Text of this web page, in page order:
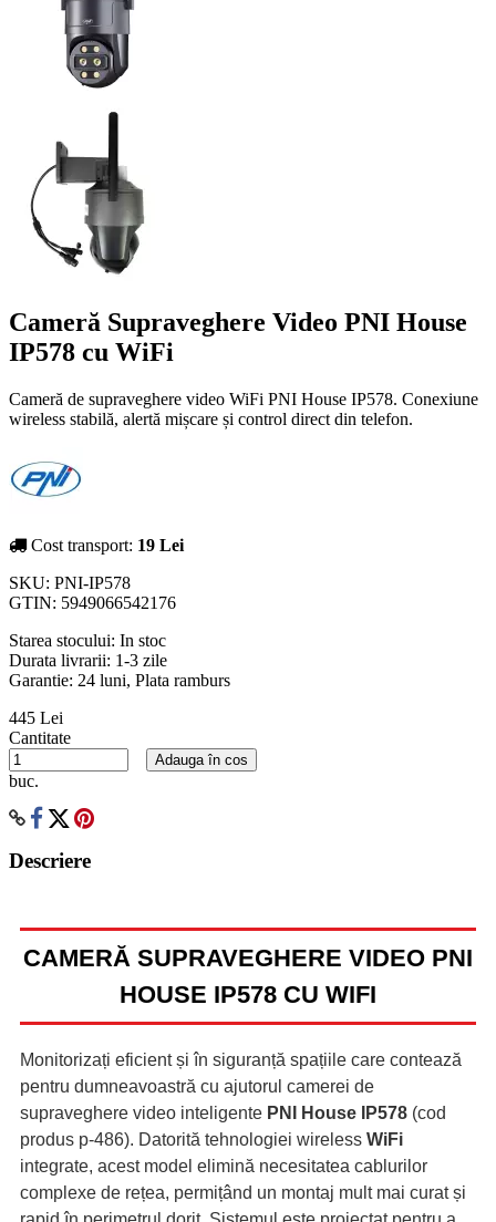
Cameră Supraveghere Video PNI House
IP578 cu WiFi
Cameră de supraveghere video WiFi PNI House IP578. Conexiune
wireless stabilă, alertă mișcare și control direct din telefon.
Cost transport: 19 Lei
SKU: PNI-IP578
GTIN: 5949066542176
Starea stocului: In stoc
Durata livrarii: 1-3 zile
Garantie: 24 luni, Plata ramburs
445 Lei
Cantitate
buc.
Adauga în cos
Descriere
CAMERĂ SUPRAVEGHERE VIDEO PNI
HOUSE IP578 CU WIFI
Monitorizați eficient și în siguranță spațiile care contează
pentru dumneavoastră cu ajutorul camerei de
supraveghere video inteligente PNI House IP578 (cod
produs p-486). Datorită tehnologiei wireless WiFi
integrate, acest model elimină necesitatea cablurilor
complexe de rețea, permițând un montaj mult mai curat și